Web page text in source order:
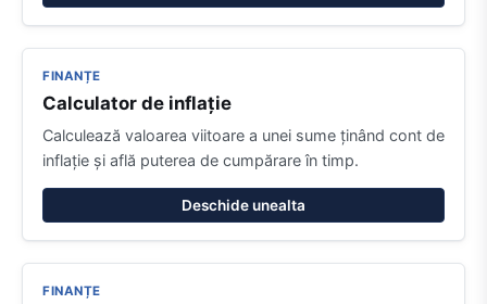
FINANȚE
Calculator de inflație
Calculează valoarea viitoare a unei sume ținând cont de
inflație și află puterea de cumpărare în timp.
Deschide unealta
FINANȚE